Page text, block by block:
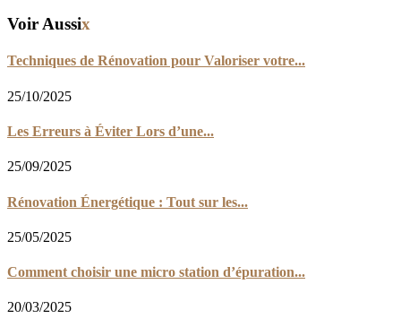
Voir Aussix
Techniques de Rénovation pour Valoriser votre...
25/10/2025
Les Erreurs à Éviter Lors d’une...
25/09/2025
Rénovation Énergétique : Tout sur les...
25/05/2025
Comment choisir une micro station d’épuration...
20/03/2025